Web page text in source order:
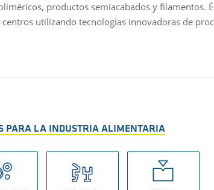
productos semiacabados y filamentos.
utilizando tecnologías innovadoras de
PARA LA INDUSTRIA ALIMENTARIA